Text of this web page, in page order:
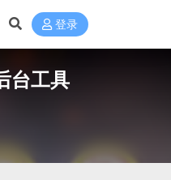
登录
台工具